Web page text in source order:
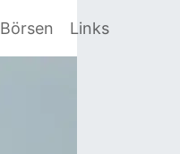
Börsen Links